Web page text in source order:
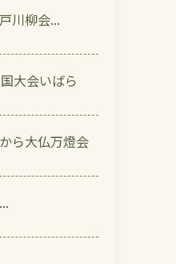
川柳会...
大会いばら
ら大仏万燈会